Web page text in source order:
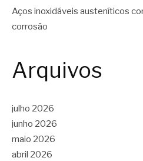
Aços inoxidáveis austeníticos
corrosão
Arquivos
julho 2026
junho 2026
maio 2026
abril 2026